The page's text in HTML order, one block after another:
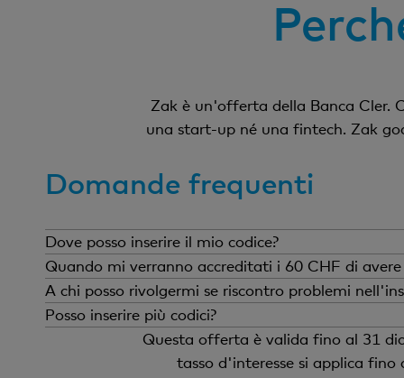
Zak è un'offerta della Banca Cler.
una start-up né una fintech. Zak
Domande frequenti
Dove posso inserire il mio codice?
Per prima cosa, dopo l'apertura del
Il giorno dopo aver ricevuto questo
codice» e inserisci il tuo codice. Il
avrai più la possibilità di inserirlo e
Quando mi verranno accreditati i 60 CHF di avere
Dopo che avrai inserito il codice,
A chi posso rivolgermi se riscontro problemi
Chiamaci allo
a tua disposizione!
Posso inserire più codici?
No, i codici non sono cumulabili.
personale di un amico devi optare
Questa offerta è valida fino al 31
tasso d'interesse si applica fino